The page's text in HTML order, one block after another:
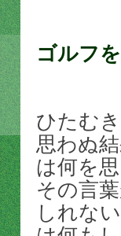
ゴルフ
ひたむ
思わぬ
は何を
その言
しれな